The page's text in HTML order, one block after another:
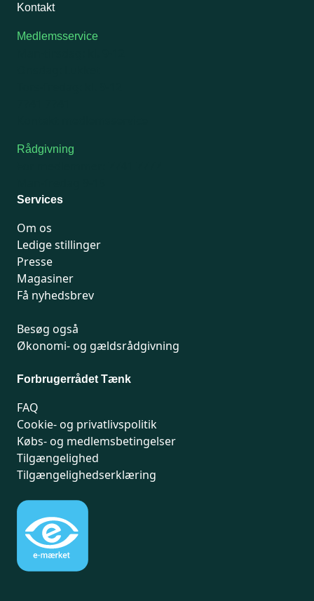
Kontakt
Medlemsservice
Rådgivning
Services
Om os
Ledige stillinger
Presse
Magasiner
Få nyhedsbrev
Besøg også
Økonomi- og gældsrådgivning
Forbrugerrådet Tænk
FAQ
Cookie- og privatlivspolitik
Købs- og medlemsbetingelser
Tilgængelighed
Tilgængelighedserklæring